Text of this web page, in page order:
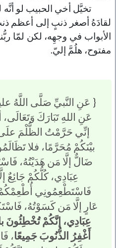
تخيَّل أخي الحبيب لو أنَّه
لقادَهُ أصغر ذنبٍ إلى أعظم
الأبواب في وجهِه، لكن لمّا
مفتوح، هلُمَّ إليّ.
{ عَنِ النَّبيِّ صَلَّى اللَّهُ
عَنِ اللهِ تَبَارَكَ وَتَعَالَى،
إنِّي حَرَّمْتُ الظُّلْمَ
بيْنَكُمْ مُحَرَّمًا، فلا
ضَالٌّ إلَّا مَن هَدَيْتُهُ،
عِبَادِي، كُلُّكُمْ جَائِعٌ
فَاسْتَطْعِمُونِي
عَارٍ إلَّا مَن كَسَوْتُهُ،
عِبَادِي، إنَّكُمْ تُخْطِئُونَ
أَغْفِرُ الذُّنُوبَ جَمِيعًا،